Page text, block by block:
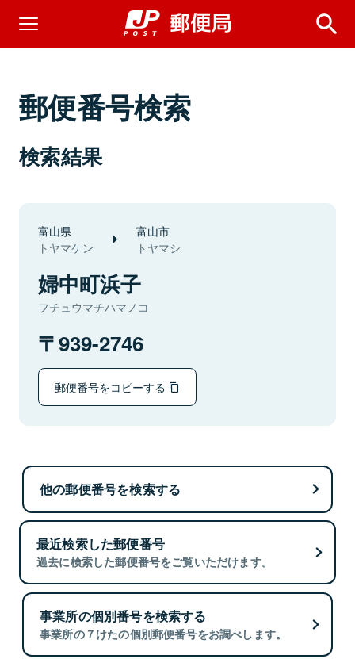
郵便番号検索
検索結果
富山県
トヤマケン
富山市
トヤマシ
婦中町浜子
フチュウマチハマノコ
939-2746
郵便番号をコピーする
他の郵便番号を検索する
最近検索した郵便番号
過去に検索した郵便番号をご覧いただけます。
事業所の個別番号を検索する
事業所の７けたの個別郵便番号をお調べします。